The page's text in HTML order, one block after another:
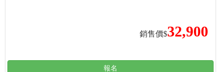
銷售價$32,900
報名